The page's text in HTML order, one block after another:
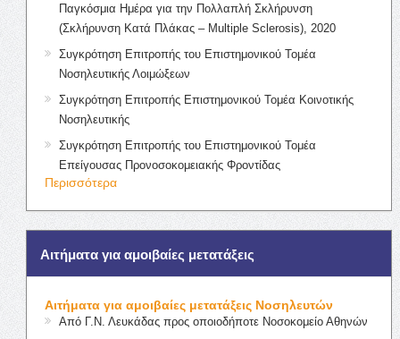
Παγκόσμια Ημέρα για την Πολλαπλή Σκλήρυνση
(Σκλήρυνση Κατά Πλάκας – Multiple Sclerosis), 2020
Συγκρότηση Επιτροπής του Επιστημονικού Τομέα
Νοσηλευτικής Λοιμώξεων
Συγκρότηση Επιτροπής Επιστημονικού Τομέα Κοινοτικής
Νοσηλευτικής
Συγκρότηση Επιτροπής του Επιστημονικού Τομέα
Επείγουσας Προνοσοκομειακής Φροντίδας
Περισσότερα
Αιτήματα για αμοιβαίες μετατάξεις
Αιτήματα για αμοιβαίες μετατάξεις Νοσηλευτών
Από Γ.Ν. Λευκάδας προς οποιοδήποτε Νοσοκομείο Αθηνών